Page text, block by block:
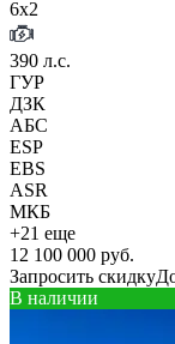
6х2
390 л.с.
ГУР
ДЗК
АБС
ESP
EBS
ASR
МКБ
+21 еще
12 100 000 руб.
Запросить скидку
В наличии